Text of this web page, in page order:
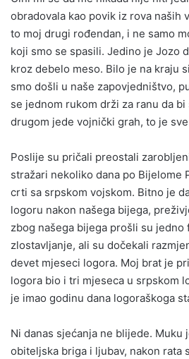
obradovala kao povik iz rova naših
to moj drugi rođendan, i ne samo
koji smo se spasili. Jedino je Jozo
kroz debelo meso. Bilo je na kraju
smo došli u naše zapovjedništvo,
se jednom rukom drži za ranu da
drugom jede vojnički grah, to je
Poslije su pričali preostali
stražari nekoliko dana po Bijelome
crti sa srpskom vojskom. Bitno je
logoru nakon našega bijega,
zbog našega bijega prošli su jedno
zlostavljanje, ali su dočekali
devet mjeseci logora. Moj brat je
logora bio i tri mjeseca u srpskom
je imao godinu dana logoraškoga
Ni danas sjećanja ne blijede. Muku
obiteljska briga i ljubav, nakon rata